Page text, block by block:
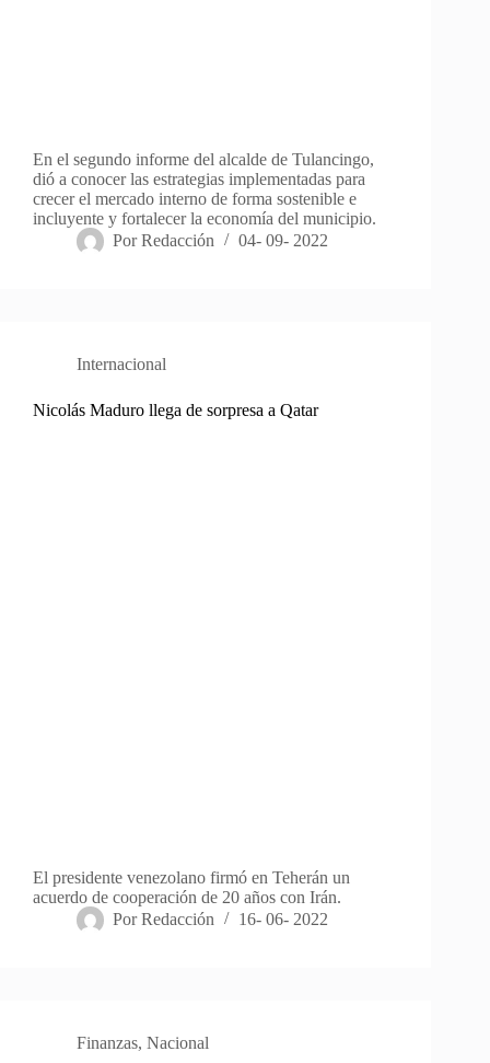
En el segundo informe del alcalde de Tulancingo,
dió a conocer las estrategias implementadas para
crecer el mercado interno de forma sostenible e
incluyente y fortalecer la economía del municipio.
Por Redacción 04- 09- 2022
Internacional
Nicolás Maduro llega de sorpresa a Qatar
El presidente venezolano firmó en Teherán un
acuerdo de cooperación de 20 años con Irán.
Por Redacción 16- 06- 2022
Finanzas, Nacional